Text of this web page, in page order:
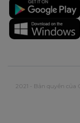
2021 - Bản quyền của